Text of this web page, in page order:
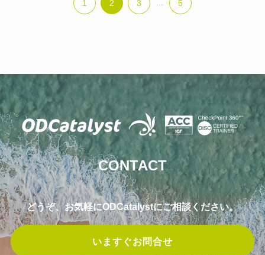
1 2 3 ... 5
CONTACT
どうぞ、お気軽にODCatalystにご相談ください。
いますぐお問合せ